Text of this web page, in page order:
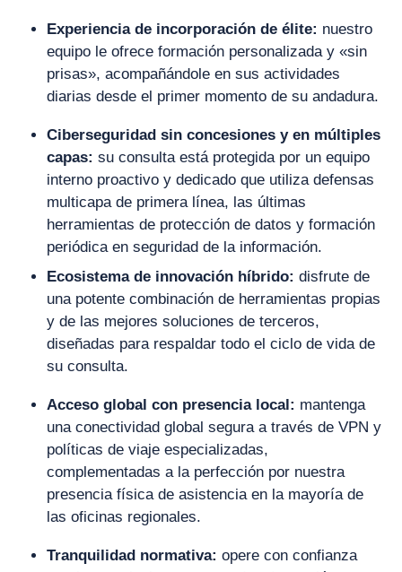
Experiencia de incorporación de élite: nuestro
equipo le ofrece formación personalizada y «sin
prisas», acompañándole en sus actividades
diarias desde el primer momento de su andadura.
Ciberseguridad sin concesiones y en múltiples
capas: su consulta está protegida por un equipo
interno proactivo y dedicado que utiliza defensas
multicapa de primera línea, las últimas
herramientas de protección de datos y formación
periódica en seguridad de la información.
Ecosistema de innovación híbrido: disfrute de
una potente combinación de herramientas propias
y de las mejores soluciones de terceros,
diseñadas para respaldar todo el ciclo de vida de
su consulta.
Acceso global con presencia local: mantenga
una conectividad global segura a través de VPN y
políticas de viaje especializadas,
complementadas a la perfección por nuestra
presencia física de asistencia en la mayoría de
las oficinas regionales.
Tranquilidad normativa: opere con confianza